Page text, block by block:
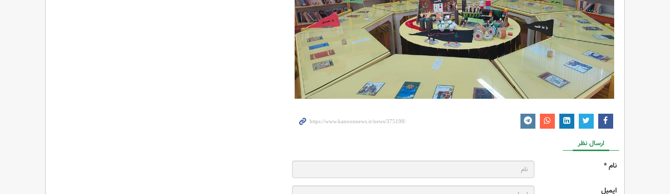
ارسال نظر
نام *
ایمیل